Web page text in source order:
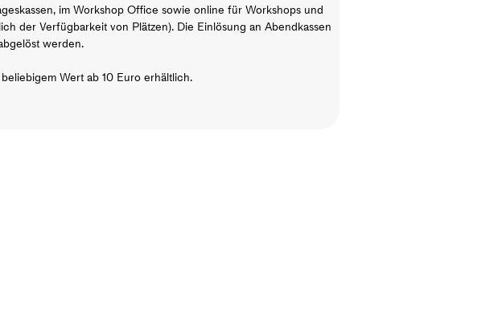
im Workshop Office sowie online für Workshops und
der Verfügbarkeit von Plätzen). Die Einlösung an Abendkassen
werden.
Wert ab 10 Euro erhältlich.